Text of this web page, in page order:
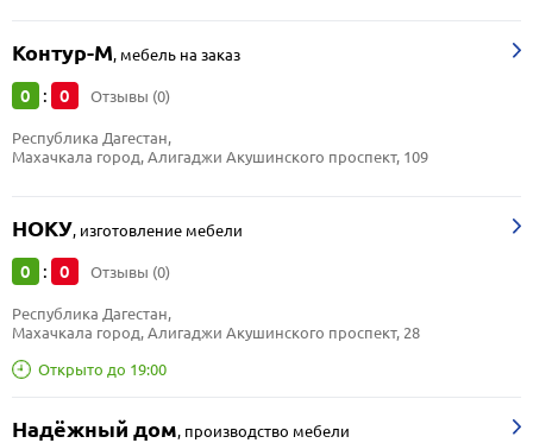
Контур-М, мебель на заказ
0 : 0 Отзывы (0)
Республика Дагестан,
Махачкала город, Алигаджи Акушинского проспект, 109
НОКУ, изготовление мебели
0 : 0 Отзывы (0)
Открыто до 19:00
Республика Дагестан,
Махачкала город, Алигаджи Акушинского проспект, 28
Надёжный дом, производство мебели